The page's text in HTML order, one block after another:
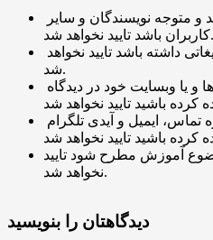
کاربران باشد تایید نخواهد شد.
شد.
آموزش مطرح شود تایید
نخواهد شد.
دیدگاهتان را بنویسید